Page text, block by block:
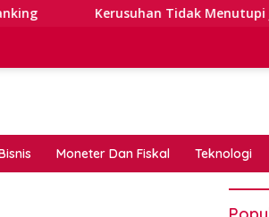
Tidak Menutupi Jalan: Tips
Moneter Dan Fiskal Teknologi